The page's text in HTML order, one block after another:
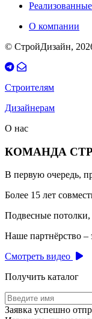
О компании
© СтройДизайн,
Строителям
Дизайнерам
О нас
КОМАНДА
В первую очередь,
Более 15 лет
Подвесные потолки,
Наше партнёрство –
Смотреть видео
Получить каталог
Заявка успешно